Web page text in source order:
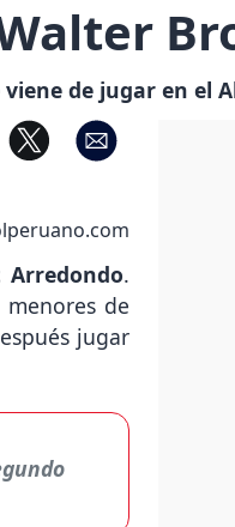
de jugar en el
Arredondo.
de
jugar